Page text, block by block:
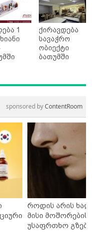
1
ქირავდება
სავაჭრო
ობიექტი
ბათუმში
sponsored byContentRoom
როდის არის
მისი მოშორების
უსაფრთხო გზები